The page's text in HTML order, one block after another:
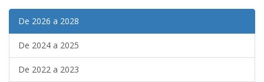
De 2026 a 2028
De 2024 a 2025
De 2022 a 2023